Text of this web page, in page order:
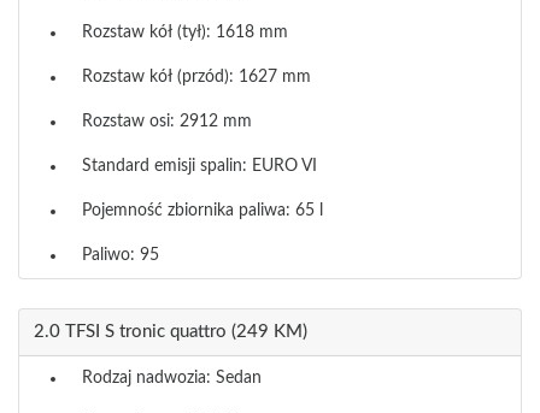
Rozstaw kół (tył): 1618 mm
Rozstaw kół (przód): 1627 mm
Rozstaw osi: 2912 mm
Standard emisji spalin: EURO VI
Pojemność zbiornika paliwa: 65 l
Paliwo: 95
2.0 TFSI S tronic quattro (249 KM)
Rodzaj nadwozia: Sedan